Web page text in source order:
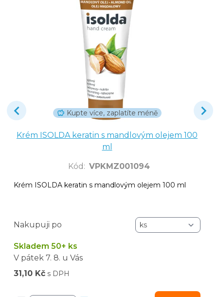
Kupte více, zaplatíte méně
Krém ISOLDA keratin s mandlovým olejem 100
ml
Kód : VPKMZ001094
Krém ISOLDA keratin s mandlovým olejem 100 ml
Nakupuji po
Skladem 50+ ks
V pátek 7. 8. u Vás
31,10 Kč s DPH